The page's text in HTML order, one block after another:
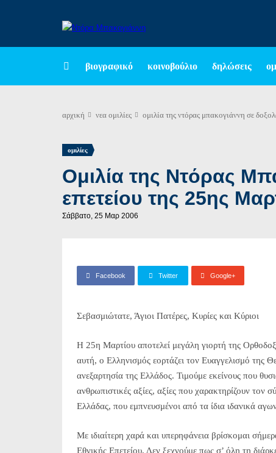
βιογραφικό κοινοβούλιο δηλώσεις
αρχική νεα ομιλίες ομιλία της ντόρας μπακογιάννη σε
ομιλίες
Ομιλία της Ντόρας
επετείου της 25ης
Σάββατο, 25 Μαρ 2006
Facebook Twitter Google+
Σεβασμιώτατε, Άγιοι Πατέρες, Κυρίες και Κύριοι
Η 25η Μαρτίου αποτελεί μεγάλη γιορτή της
αυτή, ο Ελληνισμός εορτάζει τον Ευαγγελισμό της
ανεξαρτησία της Ελλάδος. Τιμούμε εκείνους που
ανθρωπιστικές αξίες, αξίες που χαρακτηρίζουν τον
Ελλάδας, που εμπνευσμένοι από τα ίδια ιδανικά
Με ιδιαίτερη χαρά και υπερηφάνεια βρίσκομαι
Εθνικής Επετείου. Δεν ξεχνούμε πως σ’ όλη τη